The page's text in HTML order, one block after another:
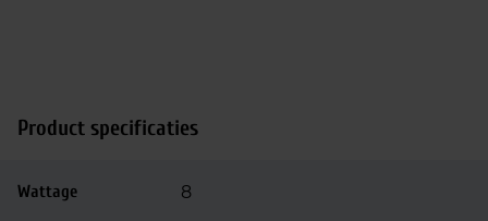
Product specificaties
Wattage 8